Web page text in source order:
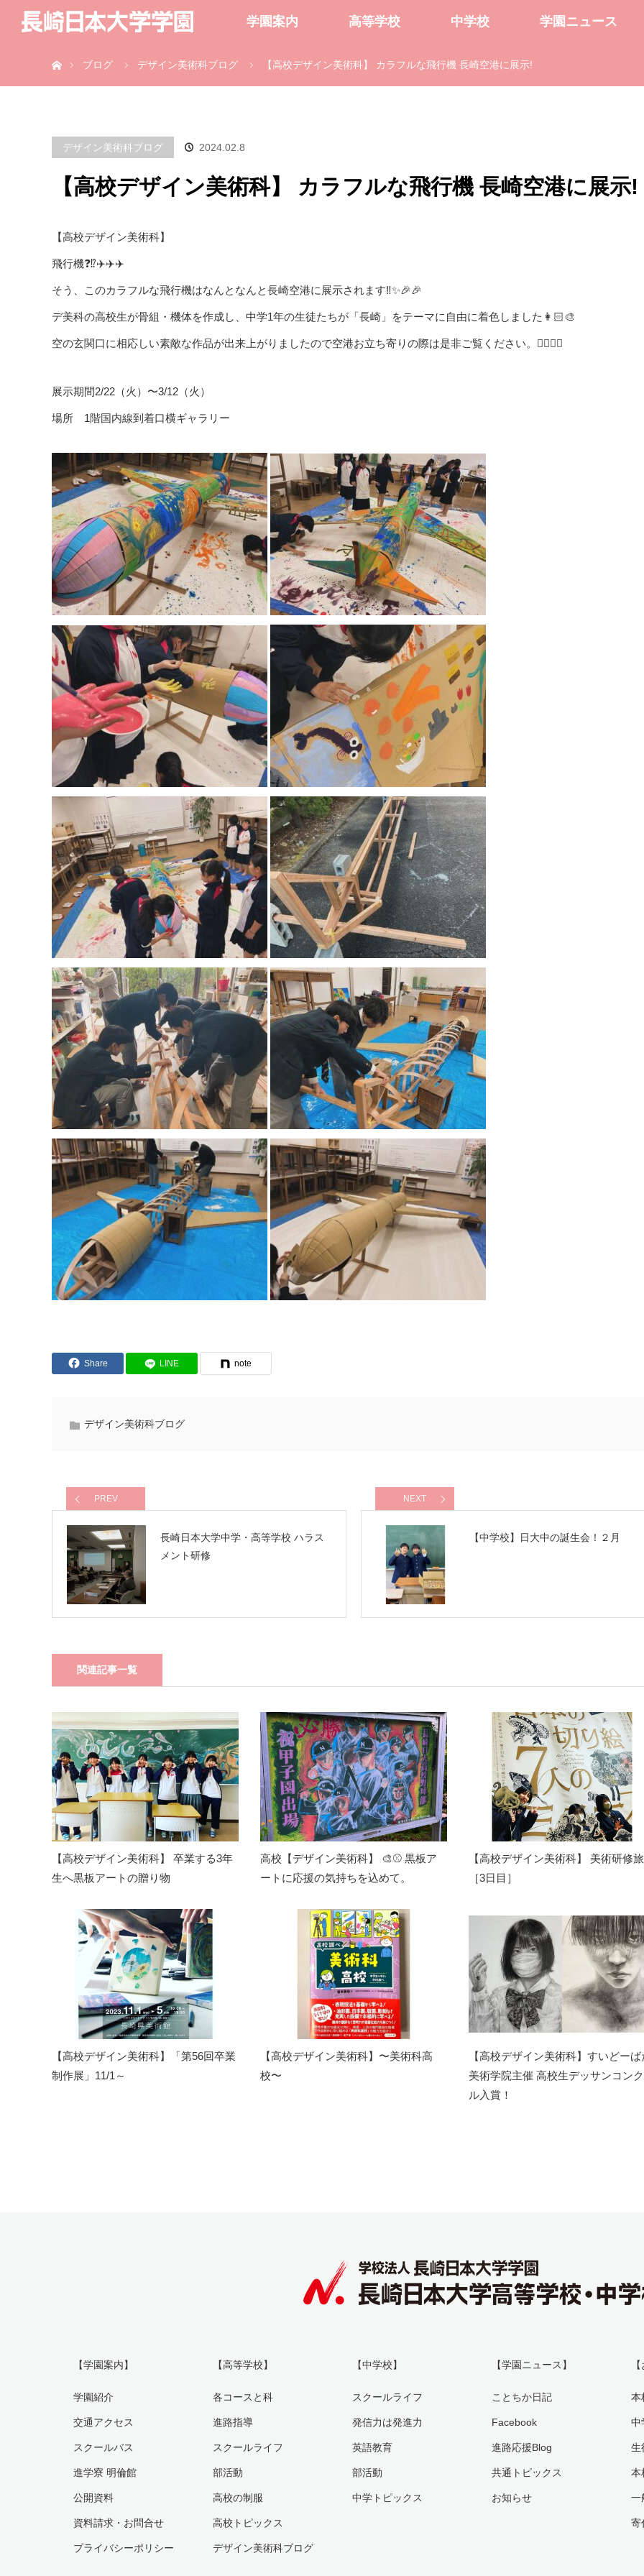
学園案内 高等学校 中学校 学園ニュース
ブログ
デザイン美術科ブログ 【高校デザイン美術科】 カラフルな飛行機 長崎空港に展示!
デザイン美術科ブログ 2024.02.8
【高校デザイン美術科】 カラフルな飛行機 長崎空港に展示!
【高校デザイン美術科】
飛行機❓⁉️✈️✈️✈️
そう、このカラフルな飛行機はなんとなんと長崎空港に展示されます‼️✨🎉🎉
デ美科の高校生が骨組・機体を作成し、中学1年の生徒たちが「長崎」をテーマに自由に着色しました👩🏻‍🎨
空の玄関口に相応しい素敵な作品が出来上がりましたので空港お立ち寄りの際は是非ご覧ください。🙇‍♂️🙇‍♀️
展示期間2/22（火）〜3/12（火）
場所 1階国内線到着口横ギャラリー
Share LINE note
デザイン美術科ブログ
PREV
長崎日本大学中学・高等学校 ハラス
メント研修
NEXT
【中学校】日大中の誕生会！２月
関連記事一覧
【高校デザイン美術科】 卒業する3年
生へ黒板アートの贈り物
高校【デザイン美術科】 🎨⚾ 黒板ア
ートに応援の気持ちを込めて。
【高校デザイン美術科】 美術研修
［3日目］
【高校デザイン美術科】「第56回卒業
制作展」11/1～
【高校デザイン美術科】〜美術科高
校〜
【高校デザイン美術科】すいどーば
美術学院主催 高校生デッサンコン
ル入賞！
【学園案内】
学園紹介
交通アクセス
スクールバス
進学寮 明倫館
公開資料
資料請求・お問合せ
プライバシーポリシー
【高等学校】
各コースと科
進路指導
スクールライフ
部活動
高校の制服
高校トピックス
デザイン美術科ブログ
【中学校】
スクールライフ
発信力は発進力
英語教育
部活動
中学トピックス
【学園ニュース】
ことちか日記
Facebook
進路応援Blog
共通トピックス
お知らせ
本
中
生
本
一
寄